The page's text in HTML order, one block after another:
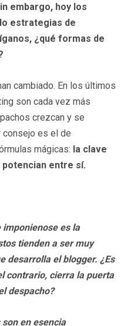
embargo, hoy los
estrategias de
¿qué formas de
cambiado. En los últimos
son cada vez más
crezcan y se
consejo es el de
mágicas: la clave
entre sí.
es la
tienden a ser muy
desarrolla el blogger. ¿Es
contrario, cierra la puerta
despacho?
son en esencia